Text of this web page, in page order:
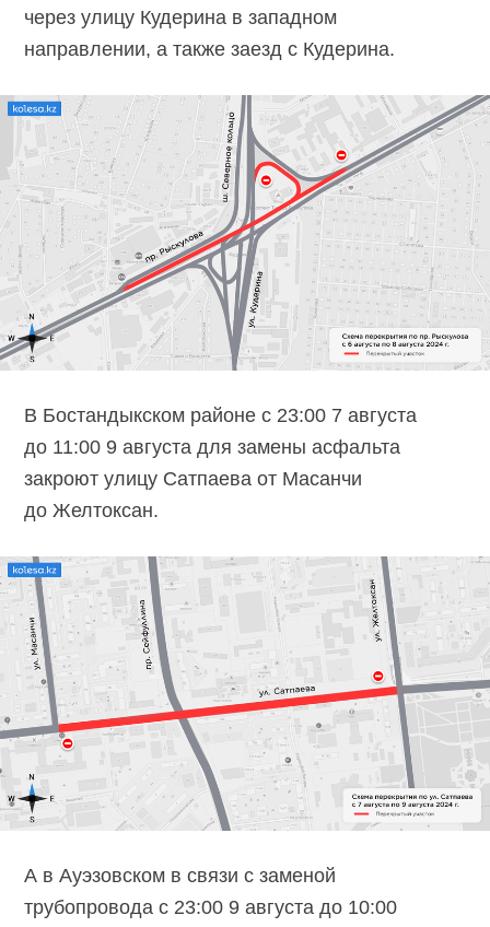
через улицу Кудерина в западном
направлении, а также заезд с Кудерина.
В Бостандыкском районе с 23:00 7 августа
до 11:00 9 августа для замены асфальта
закроют улицу Сатпаева от Масанчи
до Желтоксан.
А в Ауэзовском в связи с заменой
трубопровода с 23:00 9 августа до 10:00